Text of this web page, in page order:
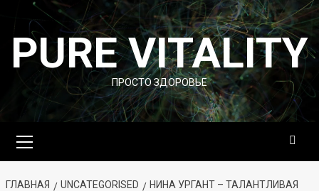
Перейти
содержимому
PURE VITALITY
ПРОСТО ЗДОРОВЬЕ
меню
ГЛАВНАЯ UNCATEGORISED
НИНА УРГАНТ – ТАЛАНТЛИВАЯ